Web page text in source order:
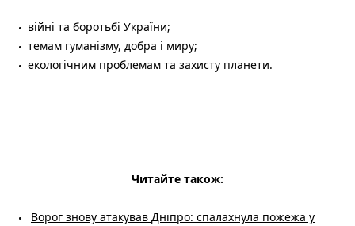
війні та боротьбі України;
темам гуманізму, добра і миру;
екологічним проблемам та захисту планети.
Читайте також:
Ворог знову атакував Дніпро: спалахнула пожежа у